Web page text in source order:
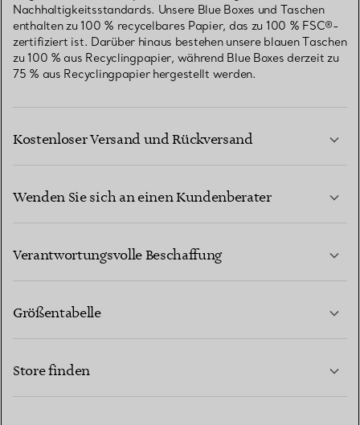
Nachhaltigkeitsstandards. Unsere Blue Boxes und Taschen
enthalten zu 100 % recycelbares Papier, das zu 100 % FSC®-
zertifiziert ist. Darüber hinaus bestehen unsere blauen Taschen
zu 100 % aus Recyclingpapier, während Blue Boxes derzeit zu
75 % aus Recyclingpapier hergestellt werden.
Kostenloser Versand und Rückversand
Wenden Sie sich an einen Kundenberater
Verantwortungsvolle Beschaffung
Größentabelle
Store finden